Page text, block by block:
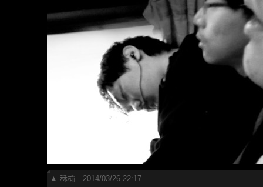
▲ 秝榆 2014/03/26 22:17